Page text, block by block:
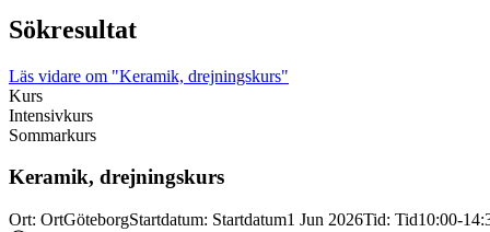
Sökresultat
Läs vidare om "Keramik, drejningskurs"
Kurs
Intensivkurs
Sommarkurs
Keramik, drejningskurs
Ort: OrtGöteborgStartdatum: Startdatum1 Jun 2026Tid: Tid10:00-